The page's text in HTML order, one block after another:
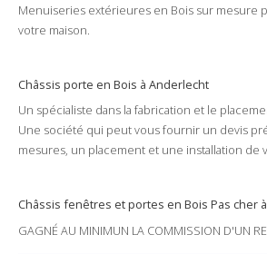
Menuiseries extérieures en Bois sur mesure
votre maison.
Châssis porte en Bois à Anderlecht
Un spécialiste dans la fabrication et le
Une société qui peut vous fournir un devis
mesures, un placement et une installation de
Châssis fenêtres etportes en Bois Pas cher
GAGNÉ AU MINIMUN LA COMMISSION D'UN